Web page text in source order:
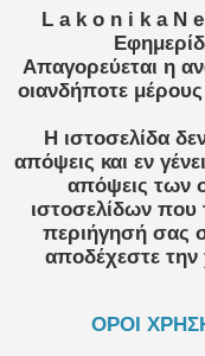
L a k o n i k a N
Απαγορεύεται η
οιανδήποτε
Η ιστοσελίδα
απόψεις και εν
απόψεις των
ιστοσελίδων που
περιήγησή σας
αποδέχεστε
OPOI